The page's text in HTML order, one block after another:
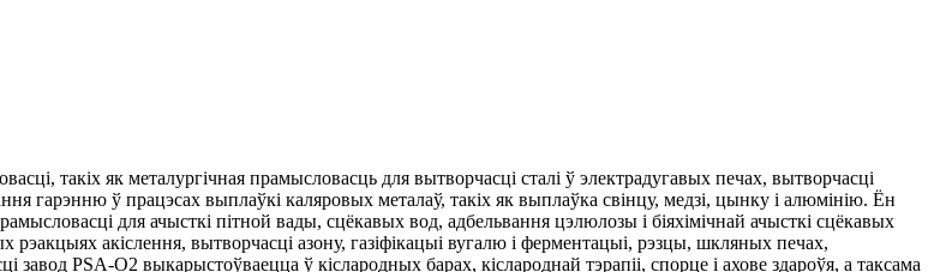
такіх як металургічная прамысловасць для вытворчасці сталі ў электрадугавых печах, вытворчасці
гарэнню ў працэсах выплаўкі каляровых металаў, такіх як выплаўка свінцу, медзі, цынку і алюмінію. Ён
для ачысткі пітной вады, сцёкавых вод, адбельвання цэлюлозы і біяхімічнай ачысткі сцёкавых
акіслення, вытворчасці азону, газіфікацыі вугалю і ферментацыі, рэзцы, шкляных печах,
PSA-O2 выкарыстоўваецца ў кіслародных барах, кіслароднай тэрапіі, спорце і ахове здароўя, а таксама